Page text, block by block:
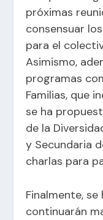
próximas
consensuar
para el
Asimismo,
programas
Familias, que
se ha
de la
y Secundaria
charlas para
Finalmente,
continuarán